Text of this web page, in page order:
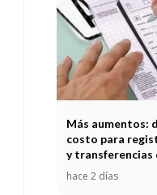
Más aumentos:
costo para
y transferencias
hace 2 días